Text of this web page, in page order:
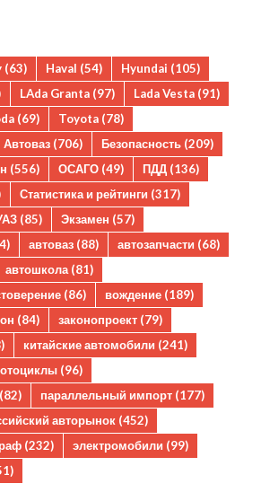
(63) Haval (54) Hyundai (105)
LAda Granta (97) Lada Vesta (91)
(69) Toyota (78)
Автоваз (706) Безопасность (209)
(556) ОСАГО (49) ПДД (136)
Статистика и рейтинги (317)
(85) Экзамен (57)
автоваз (88) автозапчасти (68)
автошкола(81)
(86) вождение (189)
(84) законопроект (79)
китайские автомобили (241)
(96)
(82) параллельный импорт (177)
авторынок (452)
(232) электромобили (99)